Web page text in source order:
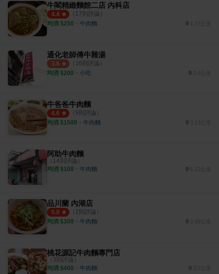
牛閣精緻麵館二店 內科店
4.4 （ 17則評論）
均消 $250 ・ 牛肉麵 1.37公里
通化老師傅牛雜湯
3.6 （ 16則評論）
均消 $200 ・ 小吃 2.6公里
牛爸爸牛肉麵
4.6 （ 9則評論）
均消 $1500 ・ 牛肉麵 3.13公里
阿助牛肉麵
（ 14則評論）
均消 $100 ・ 牛肉麵 5.22公里
品川蘭 內湖店
5.0 （ 2則評論）
均消 $300 ・ 牛肉麵 2.49公里
桃花源記牛肉麵專門店
（ 3則評論）
均消 $400 ・ 牛肉麵 3.7公里